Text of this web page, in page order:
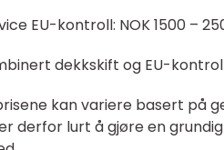
EU-kontroll: NOK 1500 –
dekkskift og EU-
kan variere basert på
derfor lurt å gjøre en